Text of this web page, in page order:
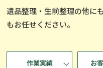
遺品整理・生前整理の他に
もお任せください。
作業実績 お